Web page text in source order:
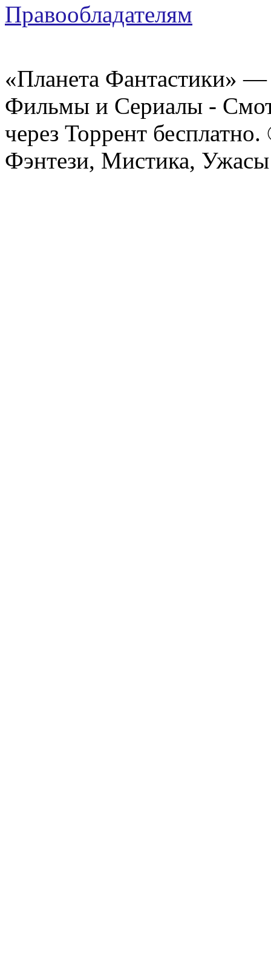
Правообладателям
«Планета Фантастики»
Фильмы и Сериалы -
через Торрент
Фэнтези, Мистика,